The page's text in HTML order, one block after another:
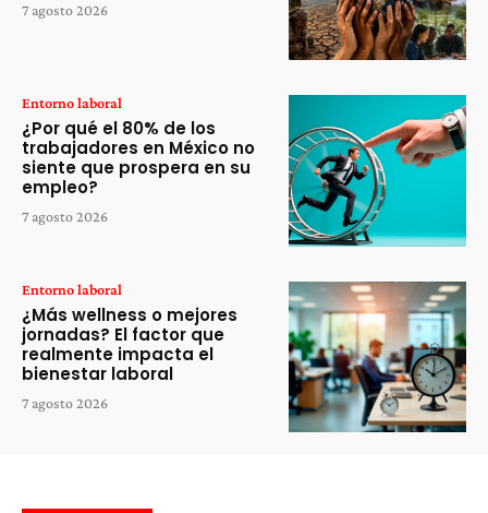
7 agosto 2026
Entorno laboral
¿Por qué el 80% de los
trabajadores en México no
siente que prospera en su
empleo?
7 agosto 2026
Entorno laboral
¿Más wellness o mejores
jornadas? El factor que
realmente impacta el
bienestar laboral
7 agosto 2026